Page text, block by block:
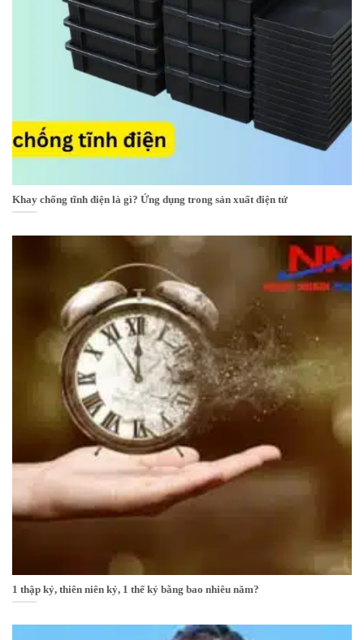
Khay chống tĩnh điện là gì? Ứng dụng trong sản xuất điện tử
1 thập kỷ, thiên niên kỷ, 1 thế kỷ bằng bao nhiêu năm?